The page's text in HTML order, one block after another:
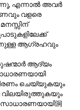
ആഴം
അവരെ
സാഹചര്യങ്ങളിൽ
കഴിവുകൾ
വഞ്ചനയോ
കൂട്ടാളികളായോ